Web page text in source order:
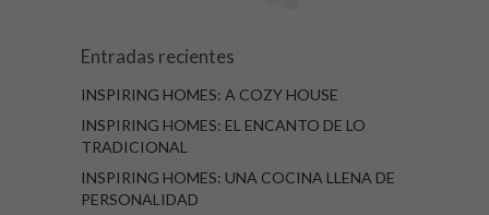
Entradas recientes
INSPIRING HOMES: A COZY HOUSE
INSPIRING HOMES: EL ENCANTO DE LO
TRADICIONAL
INSPIRING HOMES: UNA COCINA LLENA DE
PERSONALIDAD